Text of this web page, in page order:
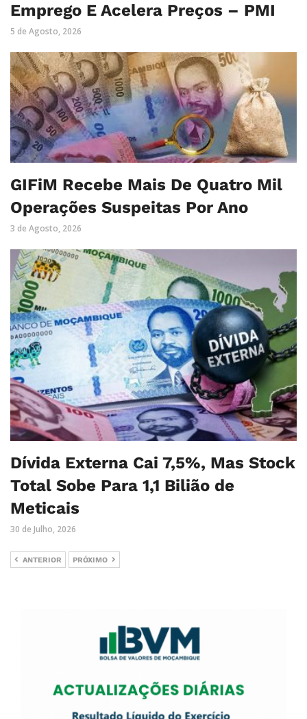
Emprego E Acelera Preços – PMI
5 de Agosto, 2026
GIFiM Recebe Mais De Quatro Mil
Operações Suspeitas Por Ano
3 de Agosto, 2026
Dívida Externa Cai 7,5%, Mas Stock
Total Sobe Para 1,1 Bilião de
Meticais
30 de Julho, 2026
ANTERIOR PRÓXIMO